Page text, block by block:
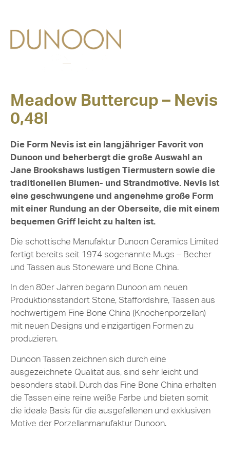
Meadow Buttercup – Nevis
0,48l
Die Form Nevis ist ein langjähriger Favorit von
Dunoon und beherbergt die große Auswahl an
Jane Brookshaws lustigen Tiermustern sowie die
traditionellen Blumen- und Strandmotive. Nevis ist
eine geschwungene und angenehme große Form
mit einer Rundung an der Oberseite, die mit einem
bequemen Griff leicht zu halten ist.
Die schottische Manufaktur Dunoon Ceramics Limited
fertigt bereits seit 1974 sogenannte Mugs – Becher
und Tassen aus Stoneware und Bone China.
In den 80er Jahren begann Dunoon am neuen
Produktionsstandort Stone, Staffordshire, Tassen aus
hochwertigem Fine Bone China (Knochenporzellan)
mit neuen Designs und einzigartigen Formen zu
produzieren.
Dunoon Tassen zeichnen sich durch eine
ausgezeichnete Qualität aus, sind sehr leicht und
besonders stabil. Durch das Fine Bone China erhalten
die Tassen eine reine weiße Farbe und bieten somit
die ideale Basis für die ausgefallenen und exklusiven
Motive der Porzellanmanufaktur Dunoon.